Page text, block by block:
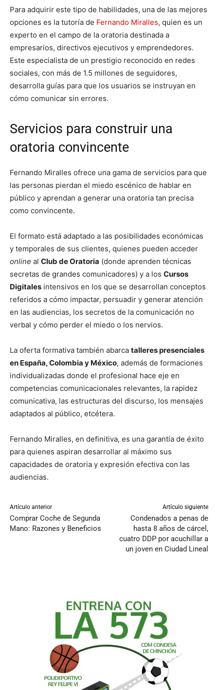
Para adquirir este tipo de habilidades, una de las mejores
opciones es la tutoría de Fernando Miralles, quien es un
experto en el campo de la oratoria destinada a
empresarios, directivos ejecutivos y emprendedores.
Este especialista de un prestigio reconocido en redes
sociales, con más de 1.5 millones de seguidores,
desarrolla guías para que los usuarios se instruyan en
cómo comunicar sin errores.
Servicios para construir una
oratoria convincente
Fernando Miralles ofrece una gama de servicios para que
las personas pierdan el miedo escénico de hablar en
público y aprendan a generar una oratoria tan precisa
como convincente.
El formato está adaptado a las posibilidades económicas
y temporales de sus clientes, quienes pueden acceder
online al Club de Oratoria (donde aprenden técnicas
secretas de grandes comunicadores) y a los Cursos
Digitales intensivos en los que se desarrollan conceptos
referidos a cómo impactar, persuadir y generar atención
en las audiencias, los secretos de la comunicación no
verbal y cómo perder el miedo o los nervios.
La oferta formativa también abarca talleres presenciales
en España, Colombia y México, además de formaciones
individualizadas donde el profesional hace eje en
competencias comunicacionales relevantes, la rapidez
comunicativa, las estructuras del discurso, los mensajes
adaptados al público, etcétera.
Fernando Miralles, en definitiva, es una garantía de éxito
para quienes aspiran desarrollar al máximo sus
capacidades de oratoria y expresión efectiva con las
audiencias.
Artículo anterior
Comprar Coche de Segunda
Mano: Razones y Beneficios
Artículo siguiente
Condenados a penas de
hasta 8 años de cárcel,
cuatro DDP por acuchillar a
un joven en Ciudad Lineal